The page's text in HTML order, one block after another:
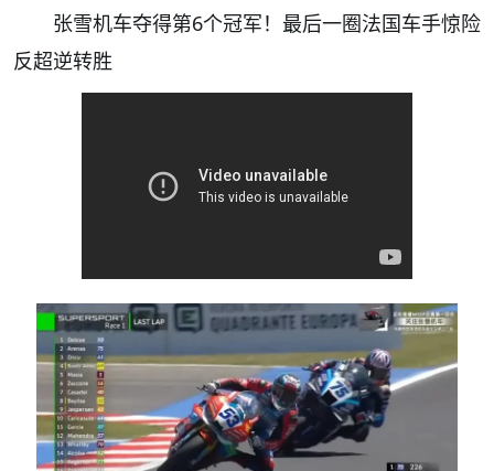
张雪机车夺得第6个冠军！最后一圈法国车手惊险
反超逆转胜